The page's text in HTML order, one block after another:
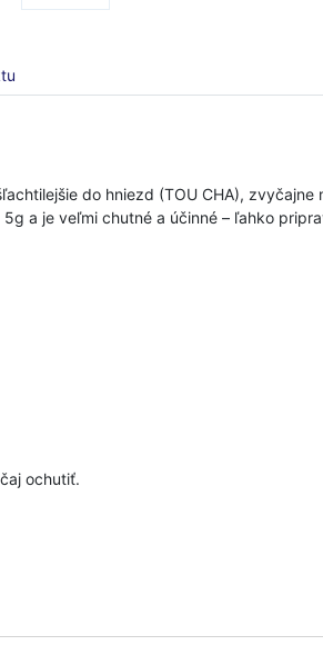
do hniezd (TOU CHA),
a je veľmi chutné a účinné – ľahko
ochutiť.